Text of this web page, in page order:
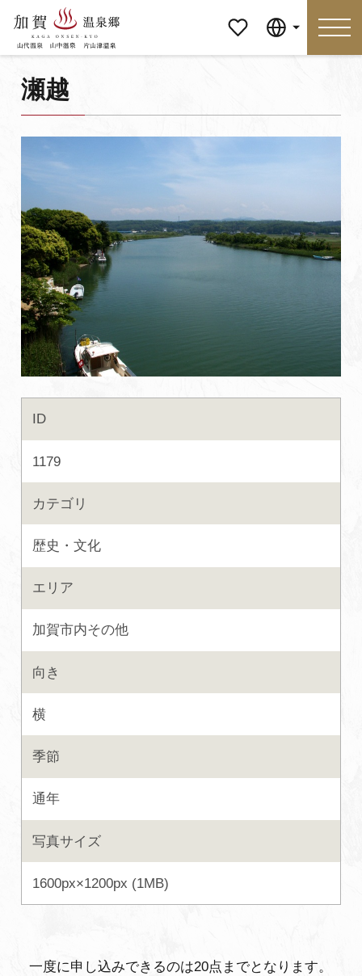
ージ
おすすめの過ごし方
見どころ
おみやげ イベント
泊まる
加賀に泊まって！北陸巡り♪
ご当地グルメ
加賀 旅先納税
Language
写真ダウンロード
よくあるご質問・お問い合わせ
プライバシーポリシー
瀬越
ID
1179
カテゴリ
歴史・文化
エリア
加賀市内その他
向き
横
季節
通年
写真サイズ
1600px×1200px (1MB)
一度に申し込みできるのは20点までとなります。